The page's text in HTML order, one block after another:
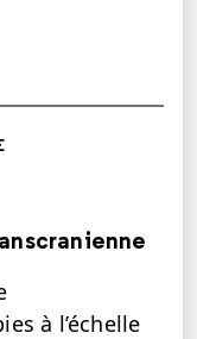
à l’échelle